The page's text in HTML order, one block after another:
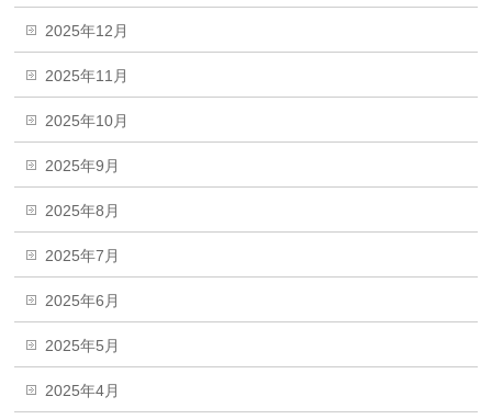
2025年12月
2025年11月
2025年10月
2025年9月
2025年8月
2025年7月
2025年6月
2025年5月
2025年4月